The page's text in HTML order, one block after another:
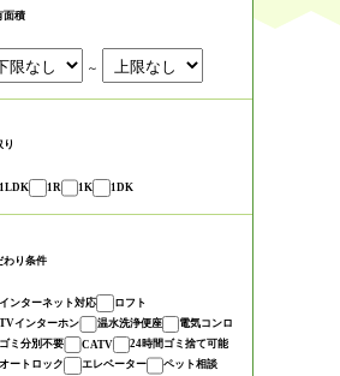
面積
～
り
1LDK 1R 1K 1DK
わり条件
インターネット対応
ロフト
TVインターホン
温水洗浄便座
電気コンロ
ゴミ分別不要
CATV
24時間ゴミ捨て可能
オートロック
エレベーター ペット相談